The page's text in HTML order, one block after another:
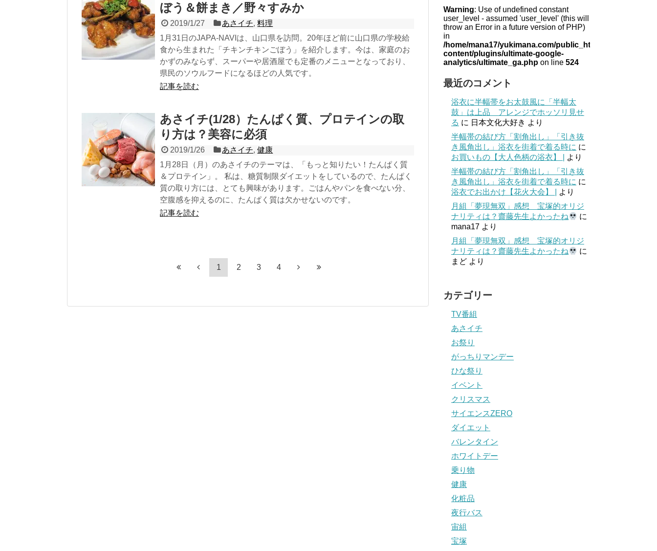
ぼう＆餅まき／野々すみか
2019/1/27 あさイチ,料理
1月31日のJAPA-NAVIは、山口県を訪問。20年ほど前に山口県の学校給
食から生まれた「チキンチキンごぼう」を紹介します。今は、家庭のお
かずのみならず、スーパーや居酒屋でも定番のメニューとなっており、
県民のソウルフードになるほどの人気です。
記事を読む
あさイチ(1/28）たんぱく質、プロテインの取
り方は？美容に必須
2019/1/26 あさイチ,健康
1月28日（月）のあさイチのテーマは、「もっと知りたい！たんぱく質
＆プロテイン」。 私は、糖質制限ダイエットをしているので、たんぱく
質の取り方には、とても興味があります。ごはんやパンを食べない分、
空腹感を抑えるのに、たんぱく質は欠かせないのです。
記事を読む
1 2 3 4
Warning: Use of undefined constant
user_level - assumed 'user_level' (this will
throw an Error in a future version of PHP)
in
/home/mana17/yukimana.com/public_html/wp-
content/plugins/ultimate-google-
analytics/ultimate_ga.php on line 524
最近のコメント
浴衣に半幅帯をお太鼓風に「半幅太
鼓」は上品 アレンジでホッソリ見せ
る に 日本文化大好き より
半幅帯の結び方「割角出し」「引き抜
き風角出し」浴衣を街着で着る時に に
お買いもの【大人色柄の浴衣】 |
より
半幅帯の結び方「割角出し」「引き抜
き風角出し」浴衣を街着で着る時に に
浴衣でお出かけ【花火大会】 |
より
月組「夢現無双」感想 宝塚的オリジ
ナリティは？齋藤先生よかったね
に
mana17 より
月組「夢現無双」感想 宝塚的オリジ
ナリティは？齋藤先生よかったね
に
まど より
カテゴリー
TV番組
あさイチ
お祭り
がっちりマンデー
ひな祭り
イベント
クリスマス
サイエンスZERO
ダイエット
バレンタイン
ホワイトデー
乗り物
健康
化粧品
夜行バス
宙組
宝塚